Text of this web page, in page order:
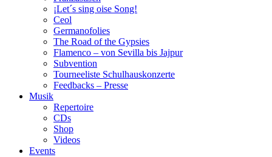
¡Let´s sing oise Song!
Ceol
Germanofolies
The Road of the Gypsies
Flamenco – von Sevilla bis Jajpur
Subvention
Tourneeliste Schulhauskonzerte
Feedbacks – Presse
Musik
Repertoire
CDs
Shop
Videos
Events